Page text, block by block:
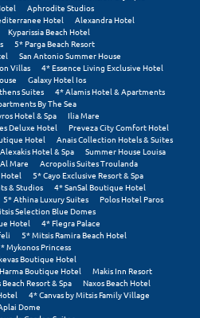
Aphrodite Studios
Hotel
Alexandra Hotel
Kyparissia Beach Hotel
5* Parga Beach Resort
San Antonio Summer House
Villas
4* Essence Living Exclusive Hotel
Galaxy Hotel Ios
Suites
4* Alamis Hotel & Apartments
By The Sea
Hotel & Spa
Ilia Mare
Deluxe Hotel
Preveza City Comfort Hotel
Hotel
Anais Collection Hotels & Suites
Alexakis Hotel & Spa
Summer House Louisa
Mare
Acropolis Suites Troulanda
5* Cayo Exclusive Resort & Spa
& Studios
4* SanSal Boutique Hotel
5* Athina Luxury Suites
Polos Hotel Paros
Selection Blue Domes
Hotel
4* Flegra Palace
5* Mitsis Ramira Beach Hotel
Mykonos Princess
Boutique Hotel
Boutique Hotel
Makis Inn Resort
Resort & Spa
Naxos Beach Hotel
4* Canvas by Mitsis Family Village
Dome